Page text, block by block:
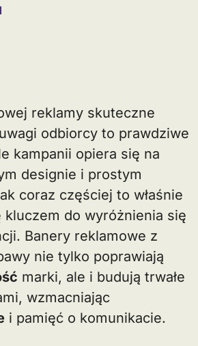
odbiorcy to prawdziwe
kampanii opiera się na
designie i prostym
coraz częściej to właśnie
kluczem do wyróżnienia się
Banery reklamowe z
nie tylko poprawiają
marki, ale i budują trwałe
wzmacniając
i pamięć o komunikacie.